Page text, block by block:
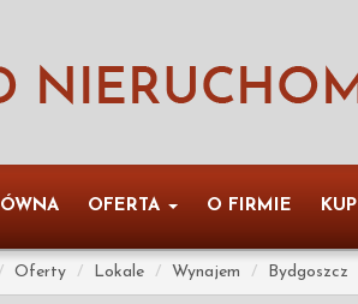
OFERTA O FIRMIE KUP
Oferty Lokale Wynajem Bydgoszcz